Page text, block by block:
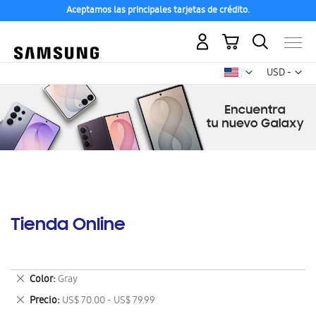
Aceptamos las principales tarjetas de crédito.
USD -
dólar
Mi carrito
Tienda Online
Color Gray
Eliminar
este
artículo
Precio US$ 70.00 - US$ 79.99
Eliminar